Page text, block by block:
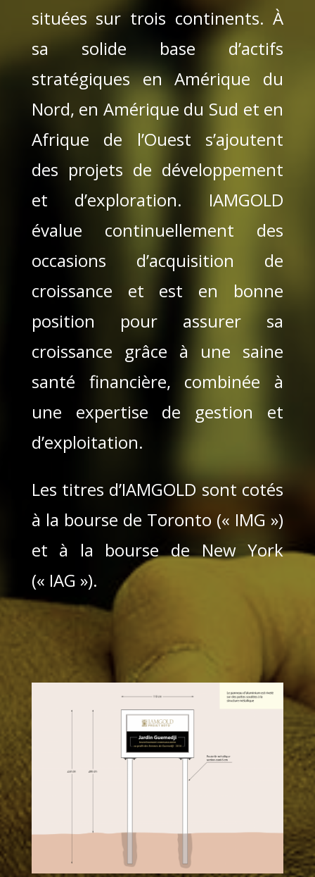
situées sur trois continents. À
sa solide base d’actifs
stratégiques en Amérique du
Nord, en Amérique du Sud et en
Afrique de l’Ouest s’ajoutent
des projets de développement
et d’exploration. IAMGOLD
évalue continuellement des
occasions d’acquisition de
croissance et est en bonne
position pour assurer sa
croissance grâce à une saine
santé financière, combinée à
une expertise de gestion et
d’exploitation.
Les titres d’IAMGOLD sont cotés
à la bourse de Toronto (« IMG »)
et à la bourse de New York
(« IAG »).